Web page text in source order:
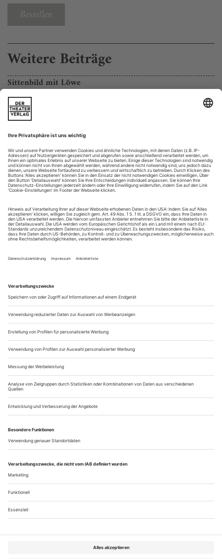
Bestellen
Weitere Beiträge
Sittenbild mit Löwe
Verdi: I due Foscari
Mailand / Teatro alla Scala
Der Untergang des Dogen Foscari sei eine Metapher für den
Verfall der Stadt Venedig – so ließ sich Regisseur Alvis
Hermanis über sein neuestes Projekt vernehmen. Interessantes
Konzept. Wenn sich da nicht eine historische Unstimmigkeit
eingeschlichen hätte: «I due Foscari» spielt im Jahre 1457. Zu
diesem Zeitpunkt aber stand Venedig noch auf der Höhe
seiner...
Hundsgemein?
David T. Littles «Dog Days» geraten bei der europäischen
Budnitz auf nicht einmal acht DIN A4-Seiten vom Zerfall
aller staatlichen und gesellschaftlichen Ordnung. Das Desaster
schleicht sich an mit Wirtschaftskrise und
Massenarbeitslosigkeit, es folgen Obdachlosigkeit und Flucht.
Nach und nach bricht die Versorgung mit Strom, Kraftstoff,
Lebensmitteln ein, während...
Integrationsprobleme
Rossini: Otello
Wien / Theater an der Wien
Wenn der fabelhafte John Osborn als Rossinis Otello die
Bühne des Theaters an der Wien betritt, stellen wir fest: Kein
Blackface. Schwarzer Vollbart, Turban – aber nicht das (heute
oft als rassistisch empfundene) schwarz geschminkte Gesicht,
mit dem etwa der russisch-jüdisch-amerikanische Jazzsänger
Al Jolson am Broadway reüssierte und das für Darsteller wie...
Über uns Kontakt Kritikerumfrage Newsletter